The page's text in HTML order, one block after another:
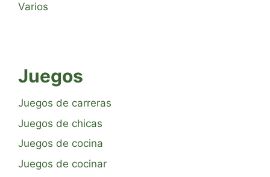
Varios
Juegos
Juegos de carreras
Juegos de chicas
Juegos de cocina
Juegos de cocinar